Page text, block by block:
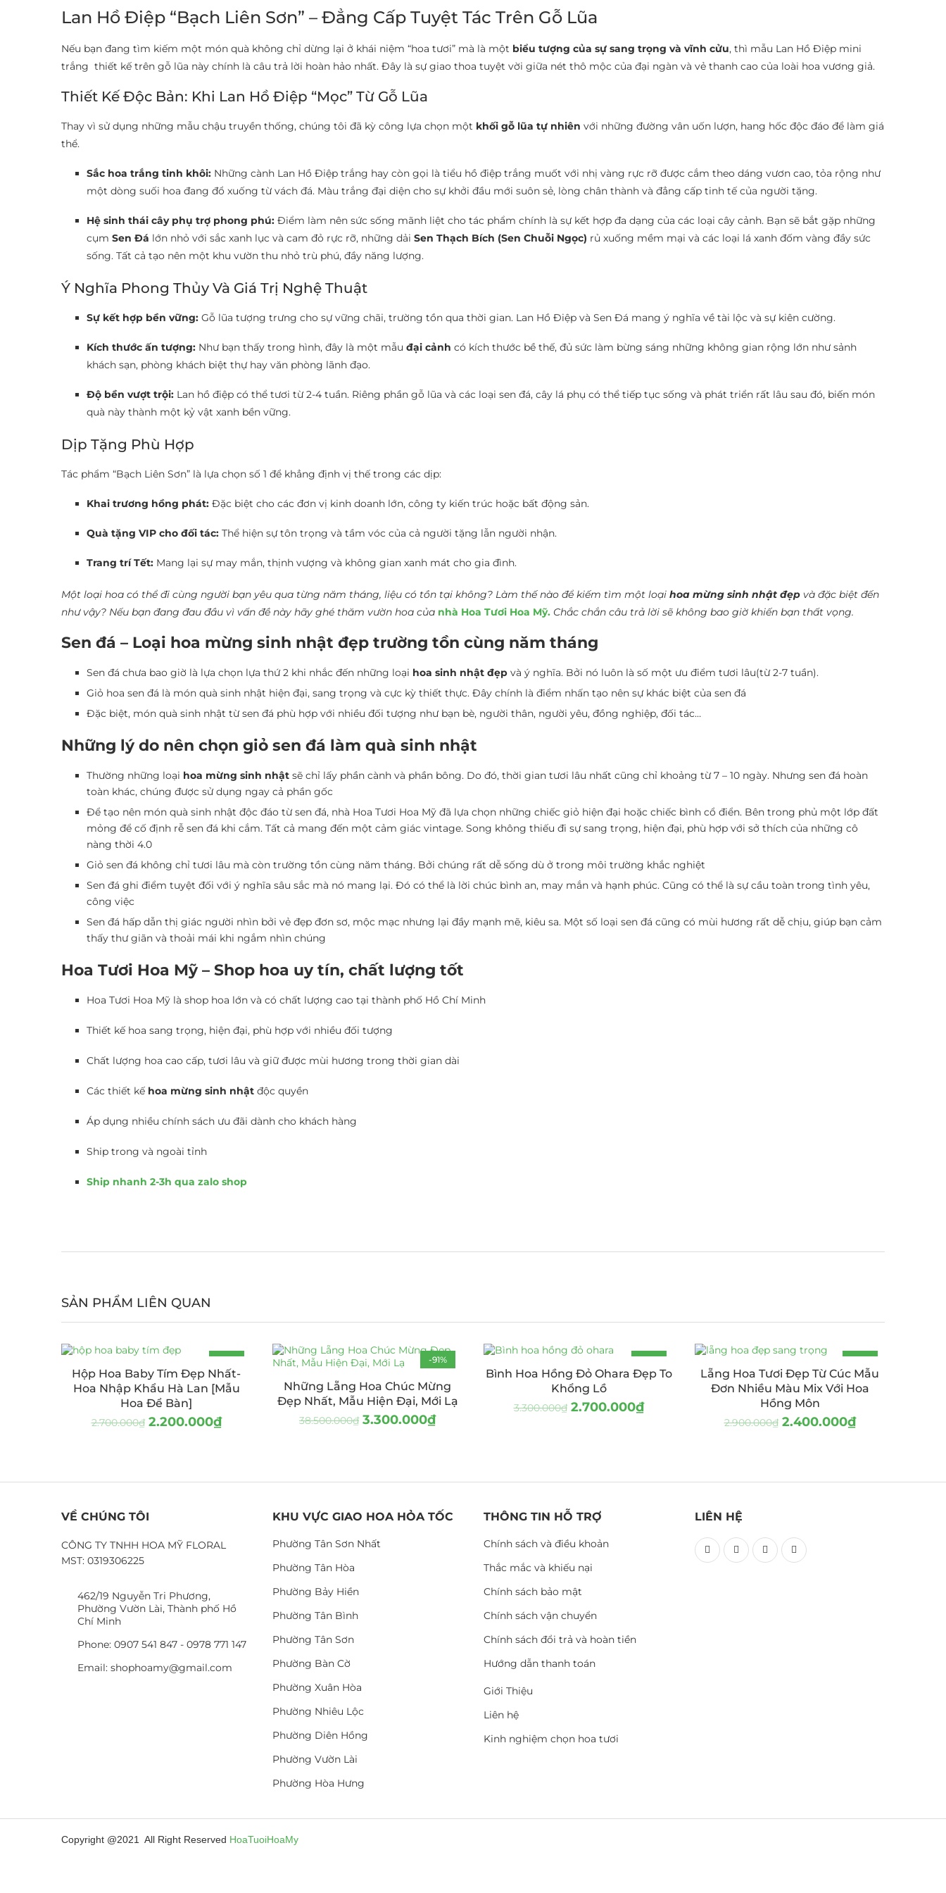
Lan Hồ Điệp “Bạch Liên Sơn” – Đẳng Cấp Tuyệt Tác Trên Gỗ Lũa
Nếu bạn đang tìm kiếm một món quà không chỉ dừng lại ở khái niệm “hoa tươi” mà là một biểu tượng của sự sang trọng và vĩnh cửu, thì mẫu Lan Hồ Điệp mini
trắng thiết kế trên gỗ lũa này chính là câu trả lời hoàn hảo nhất. Đây là sự giao thoa tuyệt vời giữa nét thô mộc của đại ngàn và vẻ thanh cao của loài hoa vương giả.
Thiết Kế Độc Bản: Khi Lan Hồ Điệp “Mọc” Từ Gỗ Lũa
Thay vì sử dụng những mẫu chậu truyền thống, chúng tôi đã kỳ công lựa chọn một khối gỗ lũa tự nhiên với những đường vân uốn lượn, hang hốc độc đáo để làm giá
thể.
Sắc hoa trắng tinh khôi: Những cành Lan Hồ Điệp trắng hay còn gọi là tiểu hồ điệp trắng muốt với nhị vàng rực rỡ được cắm theo dáng vươn cao, tỏa rộng như
một dòng suối hoa đang đổ xuống từ vách đá. Màu trắng đại diện cho sự khởi đầu mới suôn sẻ, lòng chân thành và đẳng cấp tinh tế của người tặng.
Hệ sinh thái cây phụ trợ phong phú: Điểm làm nên sức sống mãnh liệt cho tác phẩm chính là sự kết hợp đa dạng của các loại cây cảnh. Bạn sẽ bắt gặp những
cụm Sen Đá lớn nhỏ với sắc xanh lục và cam đỏ rực rỡ, những dải Sen Thạch Bích (Sen Chuỗi Ngọc) rủ xuống mềm mại và các loại lá xanh đốm vàng đầy sức
sống. Tất cả tạo nên một khu vườn thu nhỏ trù phú, đầy năng lượng.
Ý Nghĩa Phong Thủy Và Giá Trị Nghệ Thuật
Sự kết hợp bền vững: Gỗ lũa tượng trưng cho sự vững chãi, trường tồn qua thời gian. Lan Hồ Điệp và Sen Đá mang ý nghĩa về tài lộc và sự kiên cường.
Kích thước ấn tượng: Như bạn thấy trong hình, đây là một mẫu đại cảnh có kích thước bề thế, đủ sức làm bừng sáng những không gian rộng lớn như sảnh
khách sạn, phòng khách biệt thự hay văn phòng lãnh đạo.
Độ bền vượt trội: Lan hồ điệp có thể tươi từ 2-4 tuần. Riêng phần gỗ lũa và các loại sen đá, cây lá phụ có thể tiếp tục sống và phát triển rất lâu sau đó, biến món
quà này thành một kỷ vật xanh bền vững.
Dịp Tặng Phù Hợp
Tác phẩm “Bạch Liên Sơn” là lựa chọn số 1 để khẳng định vị thế trong các dịp:
Khai trương hồng phát: Đặc biệt cho các đơn vị kinh doanh lớn, công ty kiến trúc hoặc bất động sản.
Quà tặng VIP cho đối tác: Thể hiện sự tôn trọng và tầm vóc của cả người tặng lẫn người nhận.
Trang trí Tết: Mang lại sự may mắn, thịnh vượng và không gian xanh mát cho gia đình.
Một loại hoa có thể đi cùng người bạn yêu qua từng năm tháng, liệu có tồn tại không? Làm thế nào để kiếm tìm một loại hoa mừng sinh nhật đẹp và đặc biệt đến
như vậy? Nếu bạn đang đau đầu vì vấn đề này hãy ghé thăm vườn hoa của nhà Hoa Tươi Hoa Mỹ. Chắc chắn câu trả lời sẽ không bao giờ khiến bạn thất vọng.
Sen đá – Loại hoa mừng sinh nhật đẹp trường tồn cùng năm tháng
Sen đá chưa bao giờ là lựa chọn lựa thứ 2 khi nhắc đến những loại hoa sinh nhật đẹp và ý nghĩa. Bởi nó luôn là số một ưu điểm tươi lâu(từ 2-7 tuần).
Giỏ hoa sen đá là món quà sinh nhật hiện đại, sang trọng và cực kỳ thiết thực. Đây chính là điểm nhấn tạo nên sự khác biệt của sen đá
Đặc biệt, món quà sinh nhật từ sen đá phù hợp với nhiều đối tượng như bạn bè, người thân, người yêu, đồng nghiệp, đối tác…
Những lý do nên chọn giỏ sen đá làm quà sinh nhật
Thường những loại hoa mừng sinh nhật sẽ chỉ lấy phần cành và phần bông. Do đó, thời gian tươi lâu nhất cũng chỉ khoảng từ 7 – 10 ngày. Nhưng sen đá hoàn
toàn khác, chúng được sử dụng ngay cả phần gốc
Để tạo nên món quà sinh nhật độc đáo từ sen đá, nhà Hoa Tươi Hoa Mỹ đã lựa chọn những chiếc giỏ hiện đại hoặc chiếc bình cổ điển. Bên trong phủ một lớp đất
mỏng để cố định rễ sen đá khi cắm. Tất cả mang đến một cảm giác vintage. Song không thiếu đi sự sang trọng, hiện đại, phù hợp với sở thích của những cô
nàng thời 4.0
Giỏ sen đá không chỉ tươi lâu mà còn trường tồn cùng năm tháng. Bởi chúng rất dễ sống dù ở trong môi trường khắc nghiệt
Sen đá ghi điểm tuyệt đối với ý nghĩa sâu sắc mà nó mang lại. Đó có thể là lời chúc bình an, may mắn và hạnh phúc. Cũng có thể là sự cầu toàn trong tình yêu,
công việc
Sen đá hấp dẫn thị giác người nhìn bởi vẻ đẹp đơn sơ, mộc mạc nhưng lại đầy mạnh mẽ, kiêu sa. Một số loại sen đá cũng có mùi hương rất dễ chịu, giúp bạn cảm
thấy thư giãn và thoải mái khi ngắm nhìn chúng
Hoa Tươi Hoa Mỹ – Shop hoa uy tín, chất lượng tốt
Hoa Tươi Hoa Mỹ là shop hoa lớn và có chất lượng cao tại thành phố Hồ Chí Minh
Thiết kế hoa sang trọng, hiện đại, phù hợp với nhiều đối tượng
Chất lượng hoa cao cấp, tươi lâu và giữ được mùi hương trong thời gian dài
Các thiết kế hoa mừng sinh nhật độc quyền
Áp dụng nhiều chính sách ưu đãi dành cho khách hàng
Ship trong và ngoài tỉnh
Ship nhanh 2-3h qua zalo shop
SẢN PHẨM LIÊN QUAN
-19%
Hộp Hoa Baby Tím Đẹp Nhất-
Hoa Nhập Khẩu Hà Lan [Mẫu
Hoa Để Bàn]
2.700.000₫ 2.200.000₫
-91%
Những Lẵng Hoa Chúc Mừng
Đẹp Nhất, Mẫu Hiện Đại, Mới Lạ
38.500.000₫ 3.300.000₫
-18%
HOT
Bình Hoa Hồng Đỏ Ohara Đẹp To
Khổng Lồ
3.300.000₫ 2.700.000₫
-17%
Lẵng Hoa Tươi Đẹp Từ Cúc Mẫu
Đơn Nhiều Màu Mix Với Hoa
Hồng Môn
2.900.000₫ 2.400.000₫
VỀ CHÚNG TÔI
CÔNG TY TNHH HOA MỸ FLORAL
MST: 0319306225
462/19 Nguyễn Tri Phương,
Phường Vườn Lài, Thành phố Hồ
Chí Minh
Phone: 0907 541 847 - 0978 771 147
Email: shophoamy@gmail.com
KHU VỰC GIAO HOA HỎA TỐC
Phường Tân Sơn Nhất
Phường Tân Hòa
Phường Bảy Hiền
Phường Tân Bình
Phường Tân Sơn
Phường Bàn Cờ
Phường Xuân Hòa
Phường Nhiêu Lộc
Phường Diên Hồng
Phường Vườn Lài
Phường Hòa Hưng
THÔNG TIN HỖ TRỢ
Chính sách và điều khoản
Thắc mắc và khiếu nại
Chính sách bảo mật
Chính sách vận chuyển
Chính sách đổi trả và hoàn tiền
Hướng dẫn thanh toán
Giới Thiệu
Liên hệ
Kinh nghiệm chọn hoa tươi
LIÊN HỆ
Copyright @2021 All Right Reserved HoaTuoiHoaMy